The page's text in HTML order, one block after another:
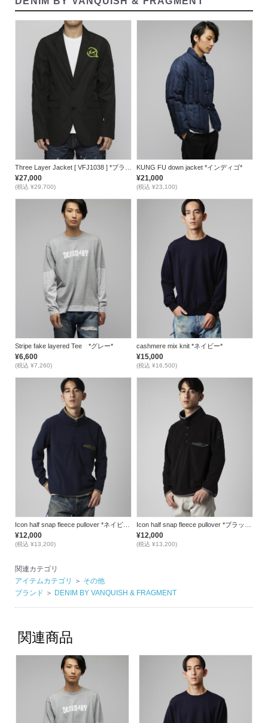
¥27,000
(税込 ¥29,700)
KUNG FU down jacket *インディゴ*
¥21,000
(税込 ¥23,100)
Stripe fake layered Tee *グレー*
¥6,600
(税込 ¥7,260)
cashmere mix knit *ネイビー*
¥15,000
(税込 ¥16,500)
¥12,000
(税込 ¥13,200)
¥12,000
(税込 ¥13,200)
関連カテゴリ
アイテムカテゴリ
＞ その他
ブランド ＞ DENIM BY VANQUISH & FRAGMENT
関連商品